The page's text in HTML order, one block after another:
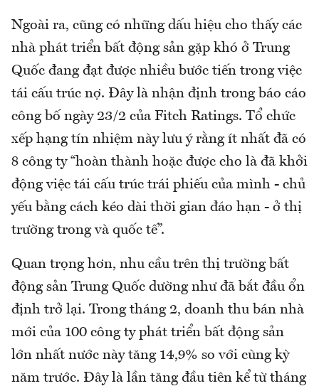
Ngoài ra, cũng có những dấu hiệu cho thấy các
nhà phát triển bất động sản gặp khó ở Trung
Quốc đang đạt được nhiều bước tiến trong việc
tái cấu trúc nợ. Đây là nhận định trong báo cáo
công bố ngày 23/2 của Fitch Ratings. Tổ chức
xếp hạng tín nhiệm này lưu ý rằng ít nhất đã có
8 công ty “hoàn thành hoặc được cho là đã khởi
động việc tái cấu trúc trái phiếu của mình - chủ
yếu bằng cách kéo dài thời gian đáo hạn - ở thị
trường trong và quốc tế”.
Quan trọng hơn, nhu cầu trên thị trường bất
động sản Trung Quốc dường như đã bắt đầu ổn
định trở lại. Trong tháng 2, doanh thu bán nhà
mới của 100 công ty phát triển bất động sản
lớn nhất nước này tăng 14,9% so với cùng kỳ
năm trước. Đây là lần tăng đầu tiên kể từ tháng